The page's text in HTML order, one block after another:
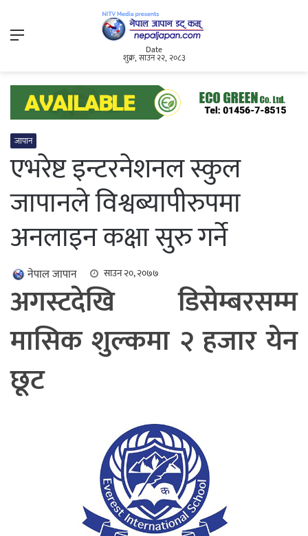
Menu
Date
शुक्र, साउन २२, २०८३
जापान
एभरेष्ट इन्टरनेशनल स्कुल
जापानले विश्वब्यापीरुपमा
अनलाइन कक्षा सुरु गर्ने
नेपाल जापान साउन २०, २०७७
अगस्टदेखि डिसेम्बरसम्म
मासिक शुल्कमा २ हजार येन
छूट